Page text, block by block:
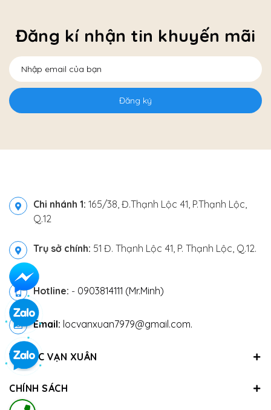
Đăng kí nhận tin khuyến mãi
Đăng ký
Chi nhánh 1: 165/38, Đ.Thạnh Lộc 41, P.Thạnh Lộc,
Q.12
Trụ sở chính: 51 Đ. Thạnh Lộc 41, P. Thạnh Lộc, Q.12.
Hotline: - 0903814111 (Mr.Minh)
Email: locvanxuan7979@gmail.com.
VỀ LỘC VẠN XUÂN
CHÍNH SÁCH